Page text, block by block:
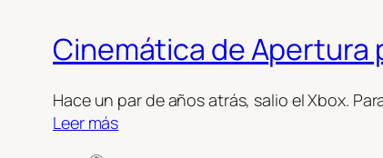
Cinemática de Apertura
Hace un par de años atrás, salio el Xbox.
Leer más